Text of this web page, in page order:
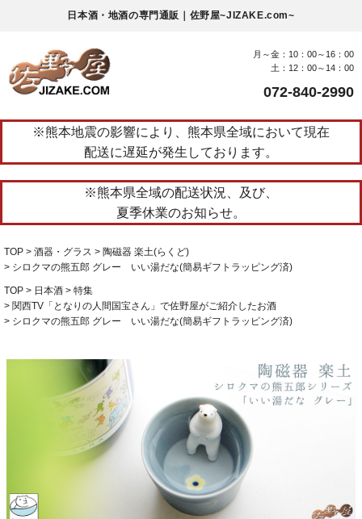
日本酒・地酒の専門通販｜佐野屋~JIZAKE.com~
月～金：10：00～16：00
土：12：00～14：00
072-840-2990
※熊本地震の影響により、熊本県全域において現在
配送に遅延が発生しております。
※熊本県全域の配送状況、及び、
夏季休業のお知らせ。
TOP 酒器・グラス
陶磁器 楽土(らくど)
シロクマの熊五郎 グレー いい湯だな(簡易ギフトラッピング済)
TOP 日本酒
特集
関西TV「となりの人間国宝さん」で佐野屋がご紹介したお酒
シロクマの熊五郎 グレー いい湯だな(簡易ギフトラッピング済)